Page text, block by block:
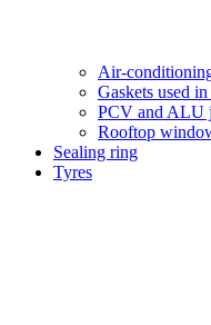
Air-
Gaskets used
PCV and ALU
Rooftop
Sealing ring
Tyres